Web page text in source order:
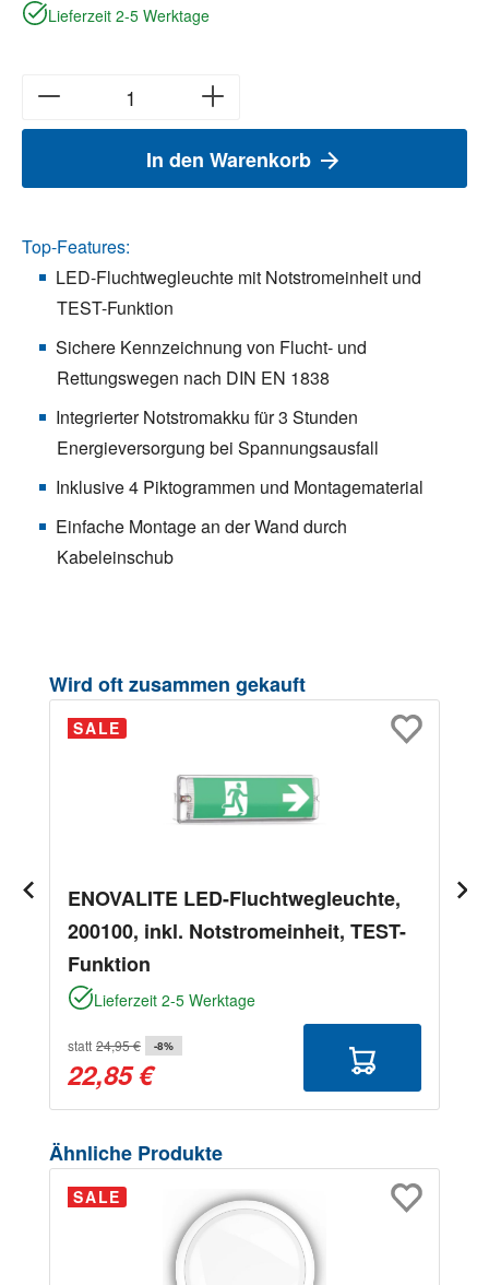
Lieferzeit 2-5 Werktage
In den Warenkorb
Top-Features:
LED-Fluchtwegleuchte mit Notstromeinheit und
TEST-Funktion
Sichere Kennzeichnung von Flucht- und
Rettungswegen nach DIN EN 1838
Integrierter Notstromakku für 3 Stunden
Energieversorgung bei Spannungsausfall
Inklusive 4 Piktogrammen und Montagematerial
Einfache Montage an der Wand durch
Kabeleinschub
Produktgalerie überspringen
Wird oft zusammen gekauft
SALE
ENOVALITE LED-Fluchtwegleuchte,
200100, inkl. Notstromeinheit, TEST-
Funktion
Lieferzeit 2-5 Werktage
statt 24,95 € -8%
22,85 €
Produktgalerie überspringen
Ähnliche Produkte
SALE